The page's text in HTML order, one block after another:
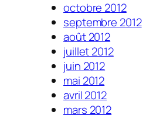
octobre 2012
septembre 2012
août 2012
juillet 2012
juin 2012
mai 2012
avril 2012
mars 2012